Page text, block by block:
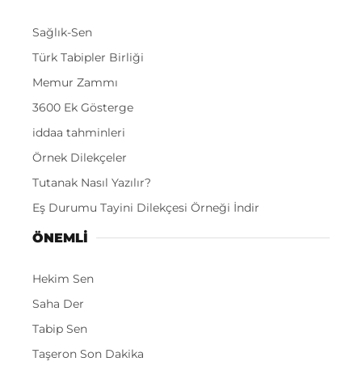
Sağlık-Sen
Türk Tabipler Birliği
Memur Zammı
3600 Ek Gösterge
iddaa tahminleri
Örnek Dilekçeler
Tutanak Nasıl Yazılır?
Eş Durumu Tayini Dilekçesi Örneği İndir
ÖNEMLI
Hekim Sen
Saha Der
Tabip Sen
Taşeron Son Dakika